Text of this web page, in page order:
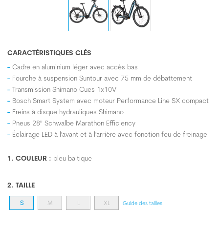
CARACTÉRISTIQUES CLÉS
Cadre en aluminium léger avec accès bas
Fourche à suspension Suntour avec 75 mm de débattement
Transmission Shimano Cues 1x10V
Bosch Smart System avec moteur Performance Line SX compact
Freins à disque hydrauliques Shimano
Pneus 28" Schwalbe Marathon Efficiency
Éclairage LED à l'avant et à l'arrière avec fonction feu de freinage
1. COULEUR : bleu baltique
2. TAILLE
S M L XL Guide des tailles